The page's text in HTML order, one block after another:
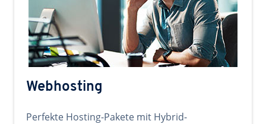
Webhosting
Perfekte Hosting-Pakete mit Hybrid-